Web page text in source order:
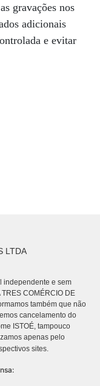
gravações nos
adicionais
e evitar
LTDA
independente e sem
COMÉRCIO DE
também que não
cancelamento do
ISTOÉ, tampouco
apenas pelo
sites.